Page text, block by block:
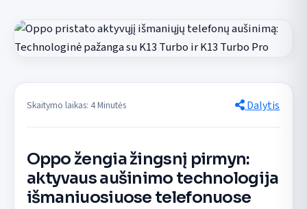
Skaitymo laikas: 4 Minutės Dalytis
Oppo žengia žingsnį pirmyn:
aktyvaus aušinimo technologija
išmaniuosiuose telefonuose